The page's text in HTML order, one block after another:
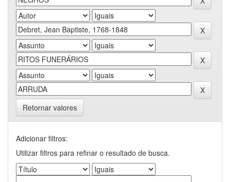
Retornar valores
Adicionar filtros:
Utilizar filtros para refinar o resultado de busca.